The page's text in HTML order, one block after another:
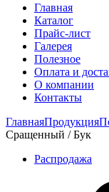
Главная
Каталог
Прайс-лист
Галерея
Полезное
Оплата и
О компании
Контакты
ГлавнаяПродукция
Сращенный / Бук
Распродажа